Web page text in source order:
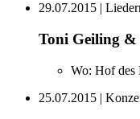
29.07.2015 |
Toni Geiling
Wo: Hof des
25.07.2015 |